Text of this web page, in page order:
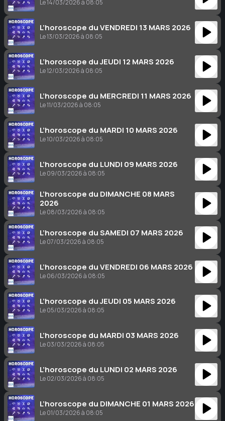
Le 14/03/2026 à 08:05
L’horoscope du VENDREDI 13 MARS 2026
Le 13/03/2026 à 08:05
L’horoscope du JEUDI 12 MARS 2026
Le 12/03/2026 à 08:05
L’horoscope du MERCREDI 11 MARS 2026
Le 11/03/2026 à 08:05
L’horoscope du MARDI 10 MARS 2026
Le 10/03/2026 à 08:05
L’horoscope du LUNDI 09 MARS 2026
Le 09/03/2026 à 08:05
L’horoscope du DIMANCHE 08 MARS
2026
Le 08/03/2026 à 08:05
L’horoscope du SAMEDI 07 MARS 2026
Le 07/03/2026 à 08:05
L’horoscope du VENDREDI 06 MARS 2026
Le 06/03/2026 à 08:05
L’horoscope du JEUDI 05 MARS 2026
Le 05/03/2026 à 08:05
L’horoscope du MARDI 03 MARS 2026
Le 03/03/2026 à 08:05
L’horoscope du LUNDI 02 MARS 2026
Le 02/03/2026 à 08:05
L’horoscope du DIMANCHE 01 MARS 2026
Le 01/03/2026 à 08:05